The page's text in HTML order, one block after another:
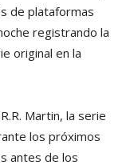
de plataformas
registrando la
original en la
Martin, la serie
los próximos
antes de los